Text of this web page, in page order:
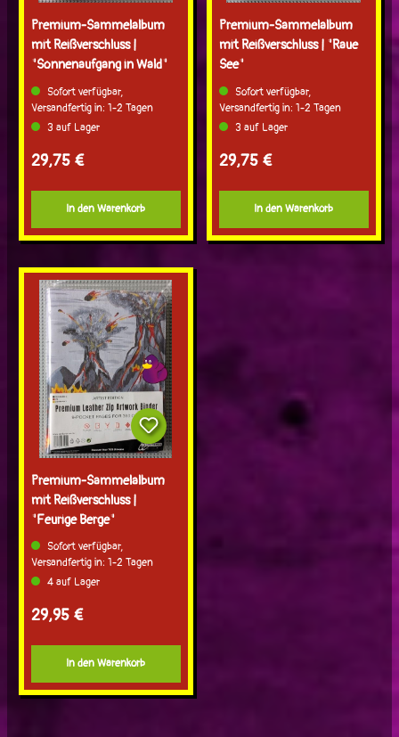
Premium-Sammelalbum
mit Reißverschluss |
"Sonnenaufgang in Wald"
Sofort verfügbar,
Versandfertig in: 1-2 Tagen
3 auf Lager
Regulärer Preis:
29,75 €
In den Warenkorb
Premium-Sammelalbum
mit Reißverschluss | "Raue
See"
Sofort verfügbar,
Versandfertig in: 1-2 Tagen
3 auf Lager
Regulärer Preis:
29,75 €
In den Warenkorb
Premium-Sammelalbum
mit Reißverschluss |
"Feurige Berge"
Sofort verfügbar,
Versandfertig in: 1-2 Tagen
4 auf Lager
Regulärer Preis:
29,95 €
In den Warenkorb